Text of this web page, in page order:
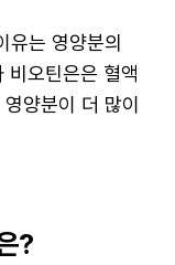
유는 영양분의
비오틴은은 혈액
양분이 더 많이
?